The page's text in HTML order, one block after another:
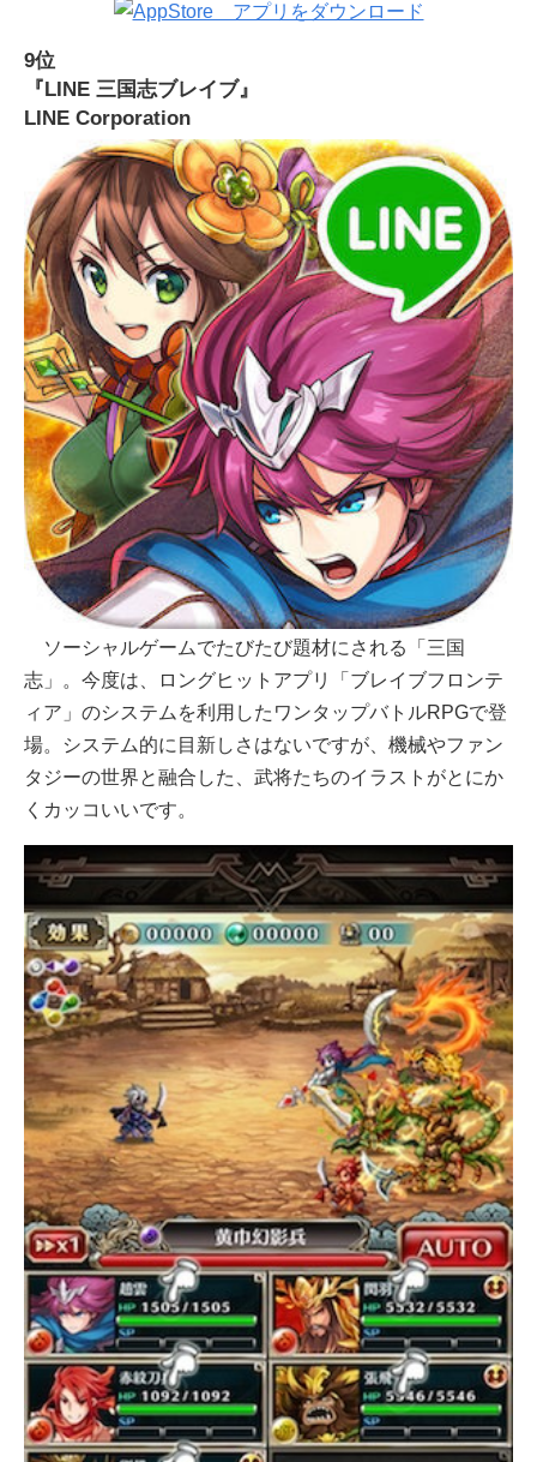
9位
『LINE 三国志ブレイブ』
LINE Corporation
ソーシャルゲームでたびたび題材にされる「三国
志」。今度は、ロングヒットアプリ「ブレイブフロンテ
ィア」のシステムを利用したワンタップバトルRPGで登
場。システム的に目新しさはないですが、機械やファン
タジーの世界と融合した、武将たちのイラストがとにか
くカッコいいです。